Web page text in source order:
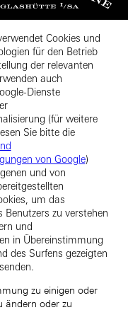
mit einer aufwendigen
diese Arbeit in
von Hand so lange mit
Zinnplatte poliert, bis sie
Cookies und
für den Betrieb
der relevanten
auch
Dienste
(für weitere
Sie bitte die
von Google)
und von
um das
Benutzers zu verstehen
und
in Übereinstimmung
des Surfens gezeigten
zu einigen oder
ändern oder zu